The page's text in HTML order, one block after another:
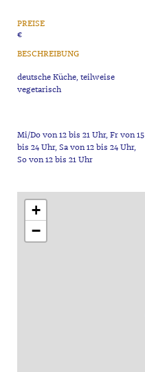
PREISE
€
BESCHREIBUNG
deutsche Küche, teilweise
vegetarisch
Mi/Do von 12 bis 21 Uhr, Fr von 15
bis 24 Uhr, Sa von 12 bis 24 Uhr,
So von 12 bis 21 Uhr
+
−